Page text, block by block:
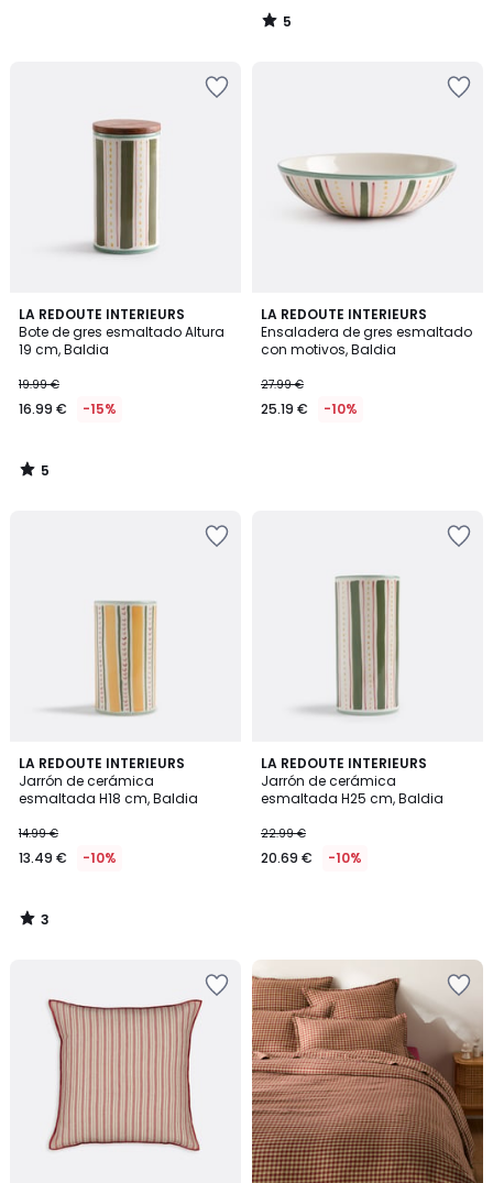
5
/
LA REDOUTE INTERIEURS
Bote de gres esmaltado Altura
19 cm, Baldia
19.99 €
16.99 € -15%
5
/
5
5
/
LA REDOUTE INTERIEURS
Ensaladera de gres esmaltado
con motivos, Baldia
27.99 €
25.19 € -10%
LA REDOUTE INTERIEURS
Jarrón de cerámica
esmaltada H18 cm, Baldia
14.99 €
13.49 € -10%
3
/
5
3
/
LA REDOUTE INTERIEURS
Jarrón de cerámica
esmaltada H25 cm, Baldia
22.99 €
20.69 € -10%